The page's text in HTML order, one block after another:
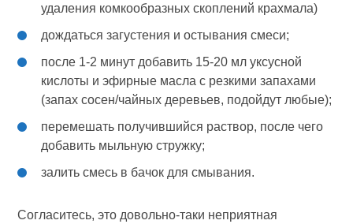
удаления комкообразных скоплений крахмала)
дождаться загустения и остывания смеси;
после 1-2 минут добавить 15-20 мл уксусной
кислоты и эфирные масла с резкими запахами
(запах сосен/чайных деревьев, подойдут любые);
перемешать получившийся раствор, после чего
добавить мыльную стружку;
залить смесь в бачок для смывания.
Согласитесь, это довольно-таки неприятная